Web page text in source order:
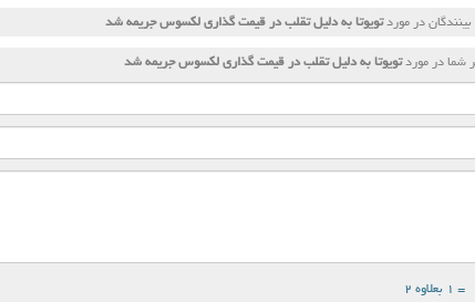
در موردتویوتا به دلیل تقلب در قیمت گذاری لكسوس جریمه شد
شما در موردتویوتا به دلیل تقلب در قیمت گذاری لكسوس جریمه شد
= ۱ بعلاوه ۲